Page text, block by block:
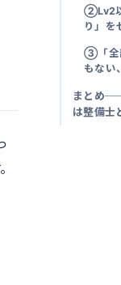
②Lv2
り」を
③「全
もない
まとめ
は整備士